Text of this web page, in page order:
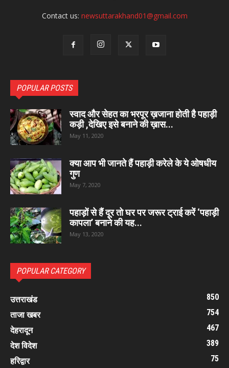
Contact us: newsuttarakhand01@gmail.com
POPULAR POSTS
स्वाद और सेहत का भरपूर ख़जाना होती है पहाड़ी
कड़ी ,देखिए इसे बनाने की ख़ास...
May 11, 2020
क्या आप भी जानते हैं पहाड़ी करेले के ये ओषधीय
गुण
May 7, 2020
पहाड़ों से हैं दूर तो घर पर जरूर ट्राई करें ‘पहाड़ी
कापला’ बनाने की यह...
May 13, 2020
POPULAR CATEGORY
उत्तराखंड
850
ताजा खबर
754
देहरादून
467
देश विदेश
389
हरिद्वार
75